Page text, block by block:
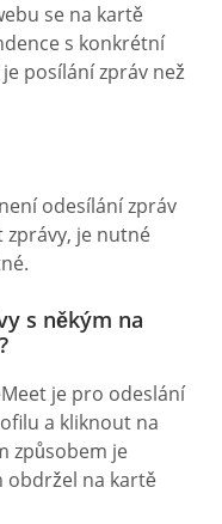
se na kartě
s konkrétní
posílání zpráv než
odesílání zpráv
zprávy, je nutné
s někým na
je pro odeslání
a kliknout na
způsobem je
obdržel na kartě